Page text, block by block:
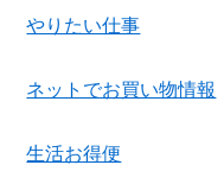
やりたい仕事
ネットでお買い物情報
生活お得便